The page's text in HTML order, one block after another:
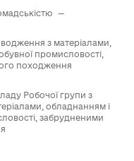
—
з матеріалами,
промисловості,
походження
Робочої групи з
обладнанням i
забрудненими